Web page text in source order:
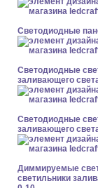
Cветодиодные
Светодиодные
заливающего
Светодиодные
заливающего
Диммируемые
светильники